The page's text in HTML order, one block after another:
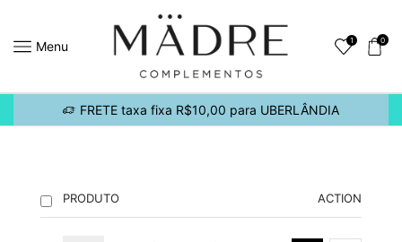
Menu 1 0
FRETE taxa fixa R$10,00 para UBERLÂNDIA
PRODUTO ACTION